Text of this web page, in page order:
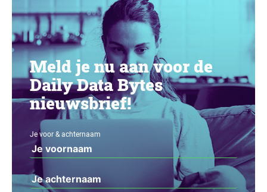
Meld je nu aan voor de
Daily Data Bytes
nieuwsbrief!
Je voor & achternaam